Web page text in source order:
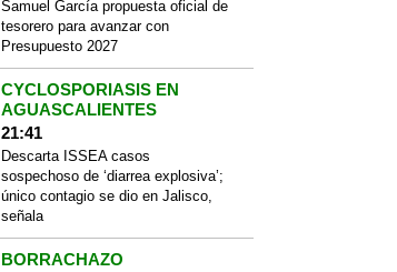
Samuel García propuesta oficial de
tesorero para avanzar con
Presupuesto 2027
CYCLOSPORIASIS EN
AGUASCALIENTES
21:41
Descarta ISSEA casos
sospechoso de ‘diarrea explosiva’;
único contagio se dio en Jalisco,
señala
BORRACHAZO